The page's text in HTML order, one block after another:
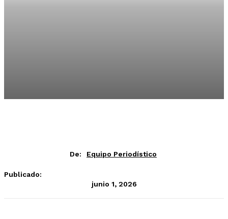
De: Equipo Periodístico
Publicado:
junio 1, 2026